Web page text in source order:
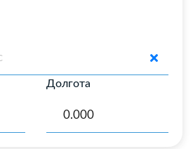
Долгота